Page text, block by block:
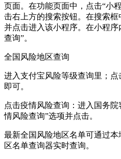
页面。在功能页面中，点击“小
击右上方的搜索按钮。在搜索框
并点击进入该小程序。在小程
查询”。
全国风险地区查询
进入支付宝风险等级查询里；
即可。
点击疫情风险查询：进入国务
情风险查询”选项并点击。
最新全国风险地区名单可通过
区名单查询器实时查询。